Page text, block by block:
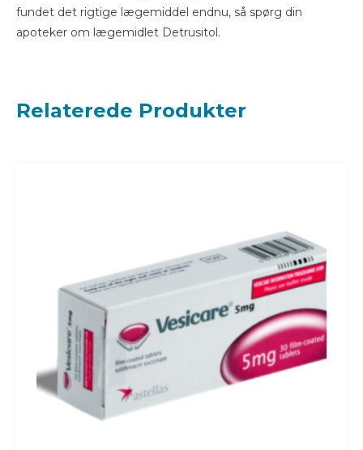
fundet det rigtige lægemiddel endnu, så spørg din
apoteker om lægemidlet Detrusitol.
Relaterede Produkter